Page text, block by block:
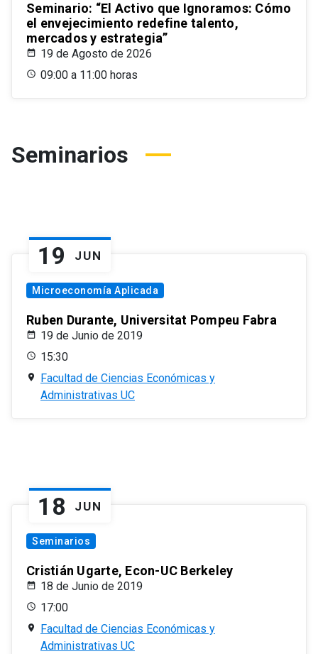
Seminario: “El Activo que Ignoramos: Cómo
el envejecimiento redefine talento,
mercados y estrategia”
19 de Agosto de 2026
09:00 a 11:00 horas
Seminarios
19 JUN
Microeconomía Aplicada
Ruben Durante, Universitat Pompeu Fabra
19 de Junio de 2019
15:30
Facultad de Ciencias Económicas y
Administrativas UC
18 JUN
Seminarios
Cristián Ugarte, Econ-UC Berkeley
18 de Junio de 2019
17:00
Facultad de Ciencias Económicas y
Administrativas UC